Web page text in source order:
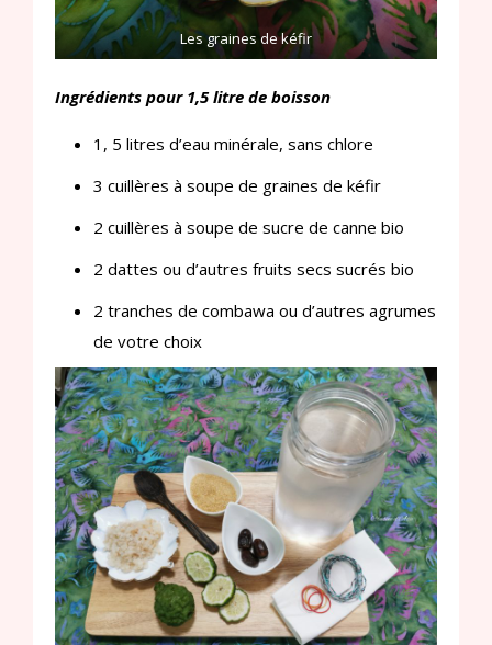
Les graines de kéfir
Ingrédients pour 1,5 litre de boisson
1, 5 litres d’eau minérale, sans chlore
3 cuillères à soupe de graines de kéfir
2 cuillères à soupe de sucre de canne bio
2 dattes ou d’autres fruits secs sucrés bio
2 tranches de combawa ou d’autres agrumes
de votre choix